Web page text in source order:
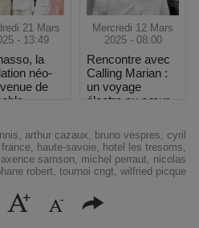
21 Mars
- 13:49
la
néo-
de
Mercredi 12 Mars
2025 - 08:00
Rencontre avec
Calling Marian :
un voyage
électro au cœur
arthur cazaux bruno vespres cyril
france haute-savoie hotel les tresoms
samson michel perraut
nicolas
robert tournoi cngt wilfried picque